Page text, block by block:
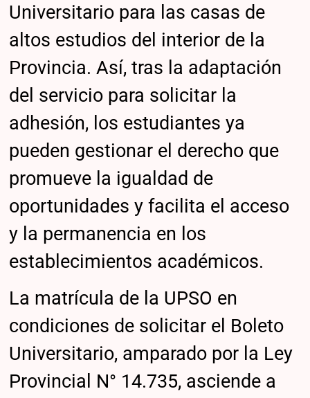
Universitario para las casas de
altos estudios del interior de la
Provincia. Así, tras la adaptación
del servicio para solicitar la
adhesión, los estudiantes ya
pueden gestionar el derecho que
promueve la igualdad de
oportunidades y facilita el acceso
y la permanencia en los
establecimientos académicos.
La matrícula de la UPSO en
condiciones de solicitar el Boleto
Universitario, amparado por la Ley
Provincial N° 14.735, asciende a